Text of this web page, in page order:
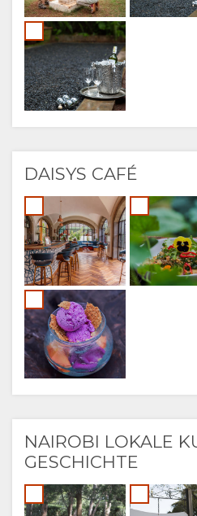
DAISYS CAFÉ
NAIROBI LOKALE
GESCHICHTE